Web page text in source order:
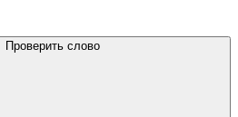
Проверить слово